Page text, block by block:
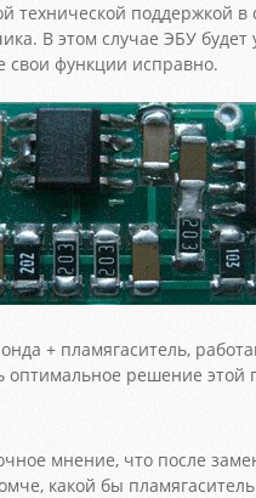
технической поддержкой
В этом случае ЭБУ будет
функции исправно.
+ пламягаситель,
оптимальное решение этой
мнение, что после
какой бы